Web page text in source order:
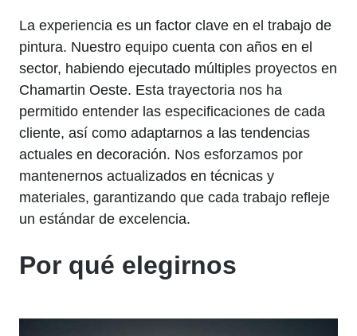
La experiencia es un factor clave en el trabajo de
pintura. Nuestro equipo cuenta con años en el
sector, habiendo ejecutado múltiples proyectos en
Chamartin Oeste. Esta trayectoria nos ha
permitido entender las especificaciones de cada
cliente, así como adaptarnos a las tendencias
actuales en decoración. Nos esforzamos por
mantenernos actualizados en técnicas y
materiales, garantizando que cada trabajo refleje
un estándar de excelencia.
Por qué elegirnos